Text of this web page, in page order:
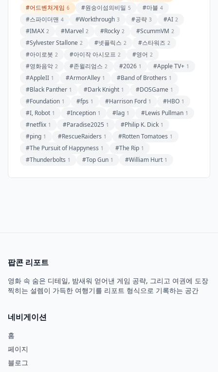
#어드벤처게임 6 #원숭이섬의비밀 5 #마블 4
#스파이더맨 4 #Workthrough 3 #공략 3 #AI 2
#IMAX 2 #Marvel 2 #Rocky 2 #ScummVM 2
#Sylvester Stallone 2 #넷플릭스 2 #스타워즈 2
#아이로봇 2 #아이작 아시모프 2 #영어 2
#영화음악 2 #존윌리엄스 2 #2026 1 #Apple TV+ 1
#AppleII 1 #ArmorAlley 1 #Band of Brothers 1
#Black Panther 1 #Dark Knight 1 #DOSGame 1
#Foundation 1 #fps 1 #Harrison Ford 1 #HBO 1
#I, Robot 1 #Inception 1 #lag 1 #Lewis Pullman 1
#netflix 1 #Paradise2025 1 #Philip K. Dick 1
#ping 1 #RescueRaiders 1 #Rotten Tomatoes 1
#The Pursuit of Happyness 1 #The Rip 1
#Thunderbolts 1 #Top Gun 1 #William Hurt 1
팝콘 리포트
영화 속 숨은 디테일, 밤새워 얻어낸 게임 공략, 그리고 여권에 도장
찍히는 설렘이 가득한 여행기를 리포트 형식으로 기록하는 공간
네비게이션
홈
페이지
블로그